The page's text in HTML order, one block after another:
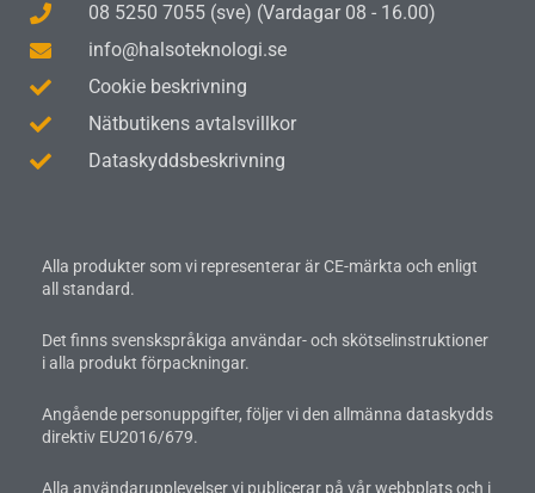
08 5250 7055 (sve) (Vardagar 08 - 16.00)
info@halsoteknologi.se
Cookie beskrivning
Nätbutikens avtalsvillkor
Dataskyddsbeskrivning
Alla produkter som vi representerar är CE-märkta och enligt
all standard.
Det finns svenskspråkiga användar- och skötselinstruktioner
i alla produkt förpackningar.
Angående personuppgifter, följer vi den allmänna dataskydds
direktiv EU2016/679.
Alla användarupplevelser vi publicerar på vår webbplats och i